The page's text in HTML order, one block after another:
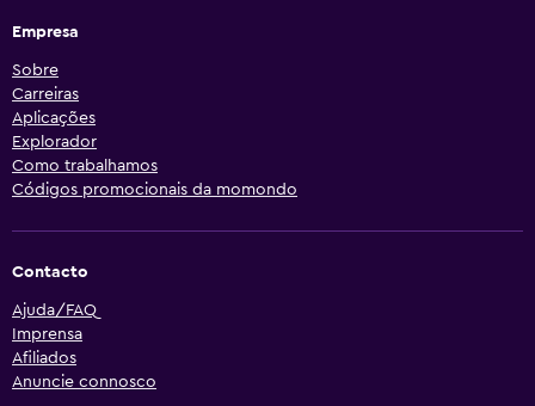
Empresa
Sobre
Carreiras
Aplicações
Explorador
Como trabalhamos
Códigos promocionais da momondo
Contacto
Ajuda/FAQ
Imprensa
Afiliados
Anuncie connosco